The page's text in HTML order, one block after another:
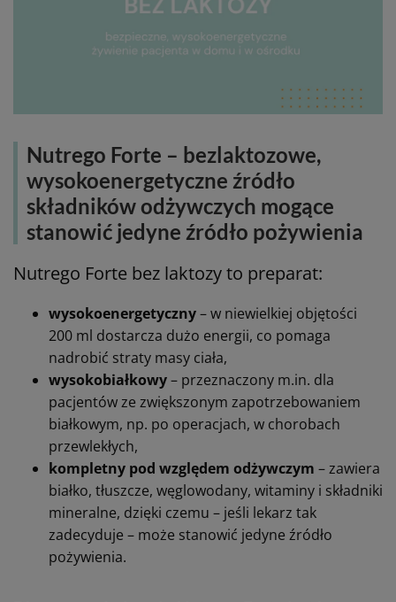
Nutrego Forte – bezlaktozowe,
wysokoenergetyczne źródło
składników odżywczych mogące
stanowić jedyne źródło pożywienia
Nutrego Forte bez laktozy to preparat:
wysokoenergetyczny– w niewielkiej objętości
200 ml dostarcza dużo energii, co pomaga
nadrobić straty masy ciała,
wysokobiałkowy– przeznaczony m.in. dla
pacjentów ze zwiększonym zapotrzebowaniem
białkowym, np. po operacjach, w chorobach
przewlekłych,
kompletny pod względem odżywczym – zawiera
białko, tłuszcze, węglowodany, witaminy i składniki
mineralne, dzięki czemu – jeśli lekarz tak
zadecyduje – może stanowić jedyne źródło
pożywienia.